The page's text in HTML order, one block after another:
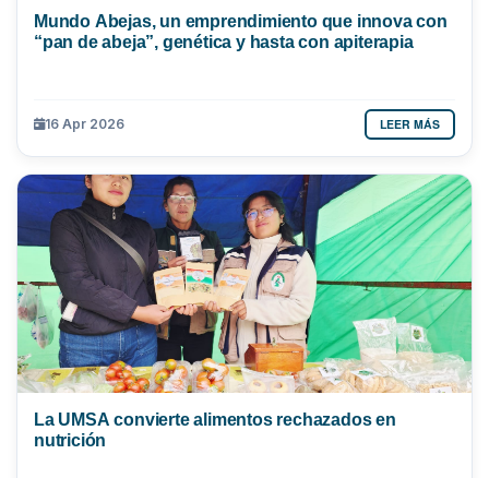
Mundo Abejas, un emprendimiento que innova con
“pan de abeja”, genética y hasta con apiterapia
16 Apr 2026 LEER MÁS
La UMSA convierte alimentos rechazados en
nutrición